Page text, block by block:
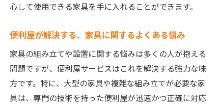
心して使用できる家具を手に入れることができます。
便利屋が解決する、家具に関するよくある悩み
家具の組み立てや設置に関する悩みは多くの人が抱える
問題ですが、便利屋サービスはこれを解決する強力な味
方です。特に、大型の家具や複雑な組み立てが必要な家
具は、専門の技術を持った便利屋が迅速かつ正確に対応